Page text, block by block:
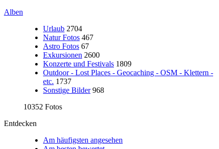
Alben
Urlaub 2704
Natur Fotos 467
Astro Fotos 67
Exkursionen 2600
Konzerte und Festivals 1809
Outdoor - Lost Places - Geocaching - OSM - Klettern -
etc. 1737
Sonstige Bilder 968
10352 Fotos
Entdecken
Am häufigsten angesehen